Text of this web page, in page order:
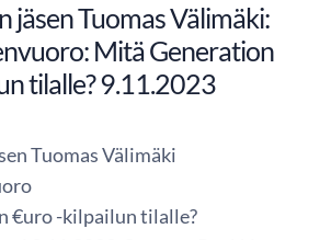
jäsen Tuomas Välimäki:
Mitä Generation
tilalle? 9.11.2023
Tuomas Välimäki
€uro -kilpailun tilalle?